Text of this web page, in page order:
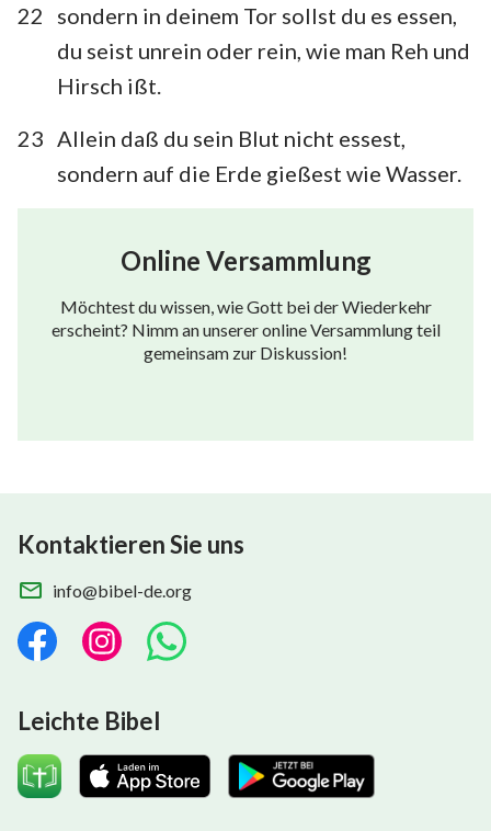
22
sondern in deinem Tor sollst du es essen,
du seist unrein oder rein, wie man Reh und
Hirsch ißt.
23 Allein daß du sein Blut nicht essest,
sondern auf die Erde gießest wie Wasser.
Online Versammlung
Möchtest du wissen, wie Gott bei der Wiederkehr
erscheint? Nimm an unserer online Versammlung teil
gemeinsam zur Diskussion!
Kontaktieren Sie uns
info@bibel-de.org
Leichte Bibel